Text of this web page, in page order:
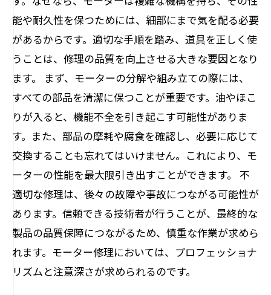
能や耐久性を保つためには、細部にまで気を配る必要
があるからです。適切な手順を踏み、道具を正しく使
うことは、修理の品質を向上させる大きな要因となり
ます。 まず、モーターの分解や組み立ての際には、
すべての部品を清潔に保つことが重要です。油やほこ
りが入ると、機能不全を引き起こす可能性がありま
す。また、部品の摩耗や腐食を確認し、必要に応じて
交換することも忘れてはいけません。これにより、モ
ーターの性能を最大限引き出すことができます。 不
適切な修理は、後々の故障や事故につながる可能性が
あります。信頼できる技術者が行うことが、最終的な
製品の品質保障につながるため、慎重な作業が求めら
れます。モーター修理においては、プロフェッショナ
リズムと注意深さが求められるのです。